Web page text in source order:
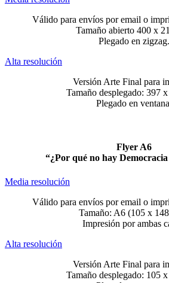
Válido para envíos por email o
Tamaño abierto 400 x
Plegado en zigzag.
Alta resolución
Versión Arte Final para
Tamaño desplegado: 397
Plegado en
Flyer A6
“¿Por qué no hay
Media resolución
Válido para envíos por email o
Tamaño: A6 (105 x
Impresión por ambas
Alta resolución
Versión Arte Final para
Tamaño desplegado: 105